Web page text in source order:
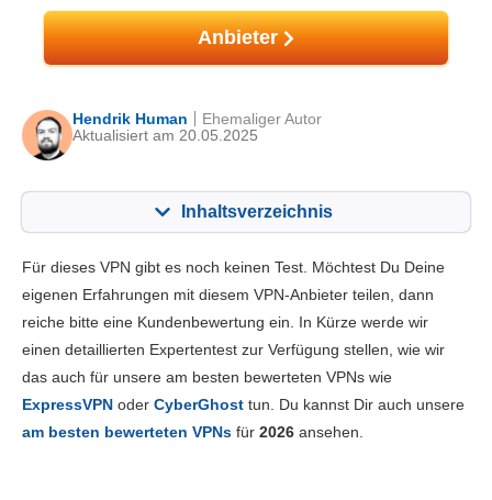
Anbieter
Hendrik Human
Aktualisiert am 20.05.2025
Ehemaliger Autor
Inhaltsverzeichnis
Hauptfunktionen 8.3
Installation und Apps 8.4
Zuverlässigkeit & Support 8.0
Für dieses VPN gibt es noch keinen Test. Möchtest Du Deine
eigenen Erfahrungen mit diesem VPN-Anbieter teilen, dann
reiche bitte eine Kundenbewertung ein. In Kürze werde wir
einen detaillierten Expertentest zur Verfügung stellen, wie wir
das auch für unsere am besten bewerteten VPNs wie
ExpressVPN oder CyberGhost tun. Du kannst Dir auch unsere
am besten bewerteten VPNs für 2026 ansehen.